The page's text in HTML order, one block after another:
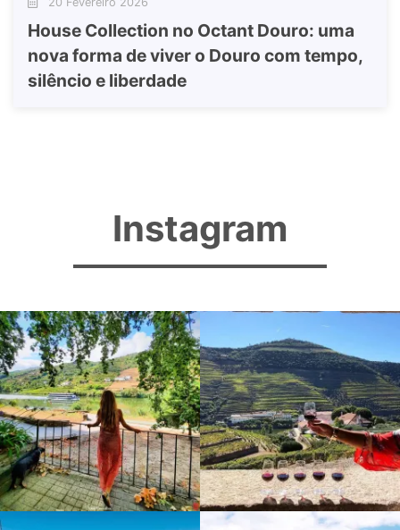
House Collection no Octant Douro: uma
nova forma de viver o Douro com tempo,
silêncio e liberdade
Instagram